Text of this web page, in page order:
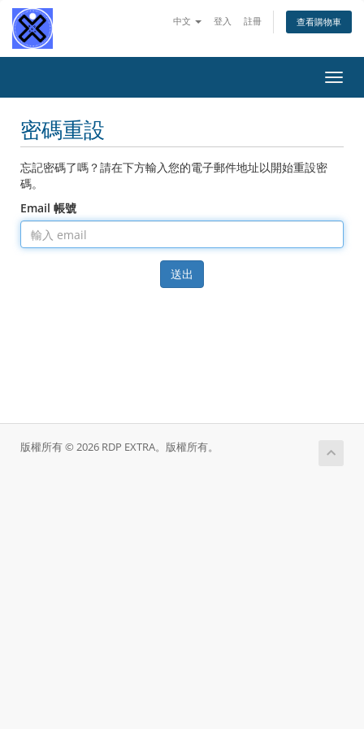
中文 登入 註冊 查看購物車
切
換
密碼重設
忘記密碼了嗎？請在下方輸入您的電子郵件地址以開始重設密
碼。
Email 帳號
送出
版權所有 © 2026 RDP EXTRA。版權所有。